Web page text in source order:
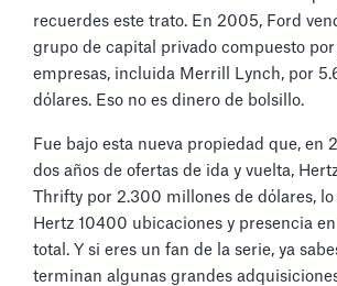
recuerdes este trato. En 2005, Ford
grupo de capital privado compuesto
empresas, incluida Merrill Lynch, por
dólares. Eso no es dinero de bolsillo.
Fue bajo esta nueva propiedad que, en
dos años de ofertas de ida y vuelta,
Thrifty por 2.300 millones de dólares, lo
Hertz 10400 ubicaciones y presencia
total. Y si eres un fan de la serie, ya
terminan algunas grandes